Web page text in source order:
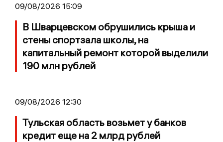
09/08/2026 15:09
В Шварцевском обрушились крыша и
стены спортзала школы, на
капитальный ремонт которой выделили
190 млн рублей
09/08/2026 12:30
Тульская область возьмет у банков
кредит еще на 2 млрд рублей